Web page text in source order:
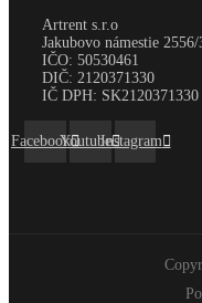
Artrent s.r.o
Jakubovo námestie
IČO: 50530461
DIČ: 2120371330
IČ DPH: SK2120371330
FacebookYoutubeInstagram